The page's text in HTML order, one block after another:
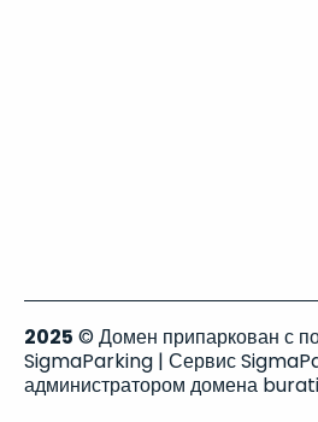
2025 © Домен припаркован с
SigmaParking | Сервис
администратором домена